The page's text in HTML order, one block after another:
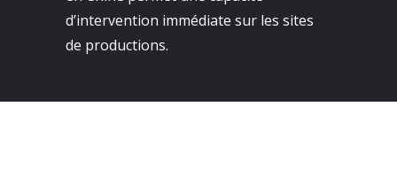
d’intervention immédiate sur les sites
de productions.